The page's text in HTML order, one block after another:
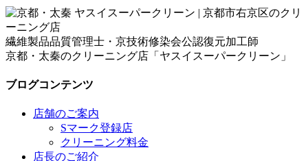
繊維製品品質管理士・京技術修染会公認復元加工師
京都・太秦のクリーニング店「ヤスイスーパークリーン」
ブログコンテンツ
店舗のご案内
Sマーク登録店
クリーニング料金
店長のご紹介